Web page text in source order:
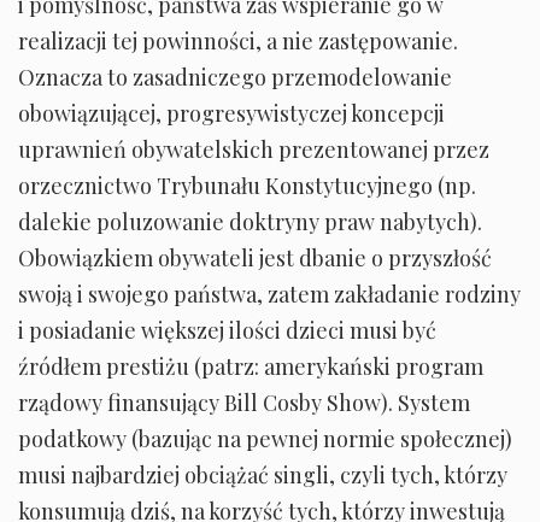
realizacji tej powinności, a nie zastępowanie.
Oznacza to zasadniczego przemodelowanie
obowiązującej, progresywistyczej koncepcji
uprawnień obywatelskich prezentowanej przez
orzecznictwo Trybunału Konstytucyjnego (np.
dalekie poluzowanie doktryny praw nabytych).
Obowiązkiem obywateli jest dbanie o przyszłość
swoją i swojego państwa, zatem zakładanie rodziny
i posiadanie większej ilości dzieci musi być
źródłem prestiżu (patrz: amerykański program
rządowy finansujący Bill Cosby Show). System
podatkowy (bazując na pewnej normie społecznej)
musi najbardziej obciążać singli, czyli tych, którzy
konsumują dziś, na korzyść tych, którzy inwestują